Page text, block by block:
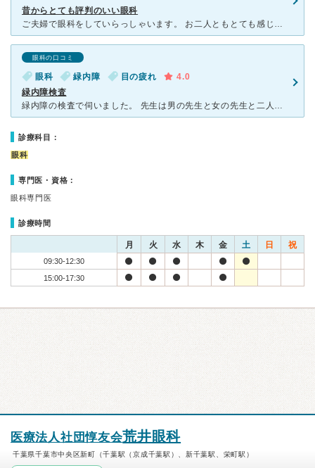
昔からとても評判のいい眼科
ご夫婦で眼科をしていらっしゃいます。 お二人ともとても感じが良く、話しやすいです。 私は副院長に掛かりますが、話し方がとても 穏やかで、安心できます。 人気があるので、待ち時間は長い方
眼科の口コミ
眼科 緑内障 目の疲れ
4.0
緑内障検査
緑内障の検査で伺いました。 先生は男の先生と女の先生と二人でした。私は男の先生でしたが、初めに細かく質問され、答えました。とても丁寧でした。 人気がある眼科なのか、1時間前から一階で待っている方た
診療科目：
眼科
専門医・資格：
眼科専門医
診療時間
月 火 水 木 金 土 日 祝
09:30-12:30
15:00-17:30
医療法人社団惇友会荒井眼科
千葉県千葉市中央区新町（千葉駅（京成千葉駅）、新千葉駅、栄町駅）